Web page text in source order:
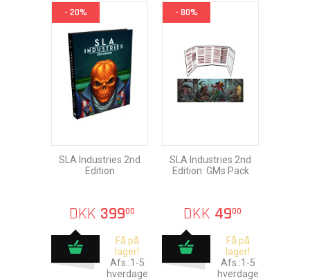
- 20%
SLA Industries 2nd
Edition
DKK 39900
Få på
lager!
Afs.:1-5
hverdage
- 80%
SLA Industries 2nd
Edition: GMs Pack
DKK 4900
Få på
lager!
Afs.:1-5
hverdage